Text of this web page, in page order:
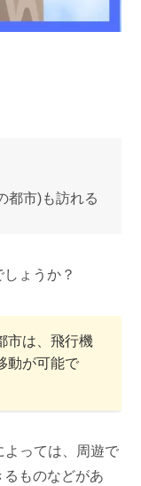
都市)も訪れる
ょうか？
市は、飛行機
動が可能で
よっては、周遊で
ものなどがあ